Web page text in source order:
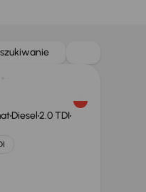
Diesel2.0 TDI